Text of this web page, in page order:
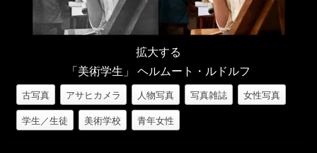
拡大する
「美術学生」 ヘルムート・ルドルフ
古写真 アサヒカメラ 人物写真 写真雑誌
女性写真
学生／生徒
美術学校 青年女性